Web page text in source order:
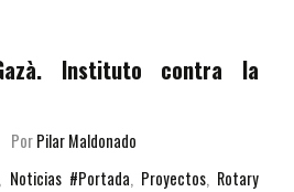
Instituto contra la
PorPilar Maldonado
, Noticias #Portada, Proyectos, Rotary